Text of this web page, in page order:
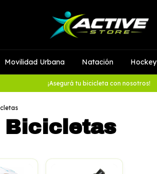
Movilidad Urbana Natación Hockey
¡Asegurá tu bicicleta con nosotros!
Bicicletas